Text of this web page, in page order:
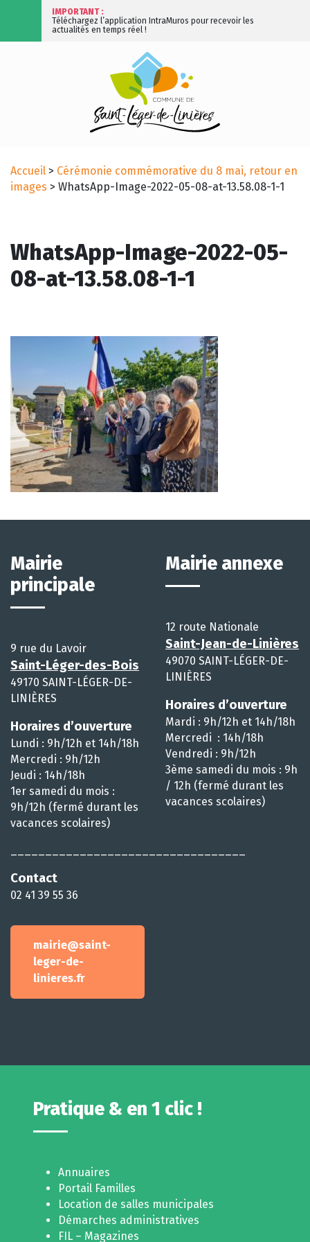
IMPORTANT :
Téléchargez l’application IntraMuros pour recevoir les
actualités en temps réel !
Accueil > Cérémonie commémorative du 8 mai, retour en
images > WhatsApp-Image-2022-05-08-at-13.58.08-1-1
WhatsApp-Image-2022-05-
08-at-13.58.08-1-1
Mairie
principale
9 rue du Lavoir
Saint-Léger-des-Bois
49170 SAINT-LÉGER-DE-
LINIÈRES
Horaires d’ouverture
Lundi : 9h/12h et 14h/18h
Mercredi : 9h/12h
Jeudi : 14h/18h
1er samedi du mois :
9h/12h (fermé durant les
vacances scolaires)
Contact
02 41 39 55 36
mairie@saint-
leger-de-
linieres.fr
Mairie annexe
12 route Nationale
Saint-Jean-de-Linières
49070 SAINT-LÉGER-DE-
LINIÈRES
Horaires d’ouverture
Mardi : 9h/12h et 14h/18h
Mercredi : 14h/18h
Vendredi : 9h/12h
3ème samedi du mois : 9h
/ 12h (fermé durant les
vacances scolaires)
Pratique & en 1 clic !
Annuaires
Portail Familles
Location de salles municipales
Démarches administratives
FIL – Magazines